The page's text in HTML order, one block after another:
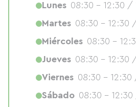
Lunes 08:30 - 12:30 /
Martes 08:30 - 12:30
Miércoles 08:30 -
Jueves 08:30 - 12:30
Viernes 08:30 - 12:30
Sábado 08:30 -